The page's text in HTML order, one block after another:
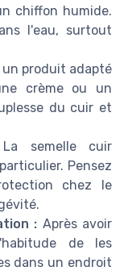
chiffon humide.
l'eau, surtout
un produit adapté
crème ou un
du cuir et
semelle cuir
Pensez
chez le
: Après avoir
de les
dans un endroit